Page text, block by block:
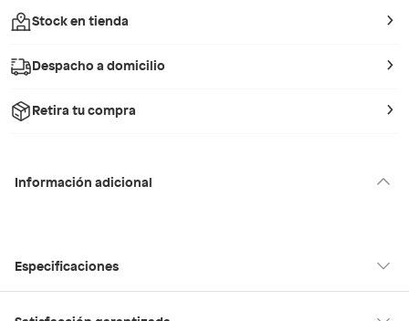
Stock en tienda
Despacho a domicilio
Retira tu compra
Información adicional
Especificaciones